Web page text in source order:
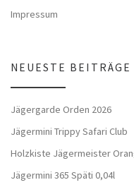
Impressum
NEUESTE BEITRÄGE
Jägergarde Orden 2026
Jägermini Trippy Safari Club
Holzkiste Jägermeister
Jägermini 365 Späti 0,04l